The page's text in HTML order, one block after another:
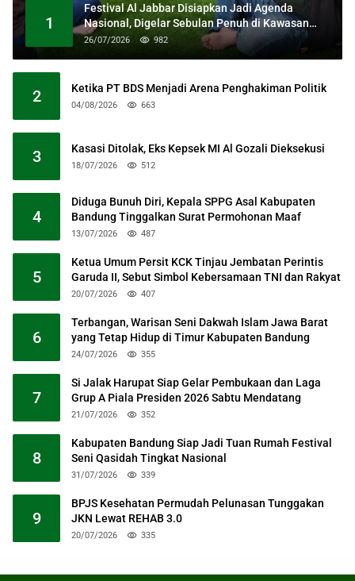
1
Festival Al Jabbar Disiapkan Jadi Agenda
Nasional, Digelar Sebulan Penuh di Kawasan
Masjid Raya Al Jabbar
26/07/2026 982
2 Ketika PT BDS Menjadi Arena Penghakiman Politik
04/08/2026 663
3 Kasasi Ditolak, Eks Kepsek MI Al Gozali Dieksekusi
18/07/2026 512
4
Diduga Bunuh Diri, Kepala SPPG Asal Kabupaten
Bandung Tinggalkan Surat Permohonan Maaf
13/07/2026 487
5
Ketua Umum Persit KCK Tinjau Jembatan Perintis
Garuda II, Sebut Simbol Kebersamaan TNI dan Rakyat
20/07/2026 407
6
Terbangan, Warisan Seni Dakwah Islam Jawa Barat
yang Tetap Hidup di Timur Kabupaten Bandung
24/07/2026 355
7
Si Jalak Harupat Siap Gelar Pembukaan dan Laga
Grup A Piala Presiden 2026 Sabtu Mendatang
21/07/2026 352
8
Kabupaten Bandung Siap Jadi Tuan Rumah Festival
Seni Qasidah Tingkat Nasional
31/07/2026 339
9
BPJS Kesehatan Permudah Pelunasan Tunggakan
JKN Lewat REHAB 3.0
20/07/2026 335